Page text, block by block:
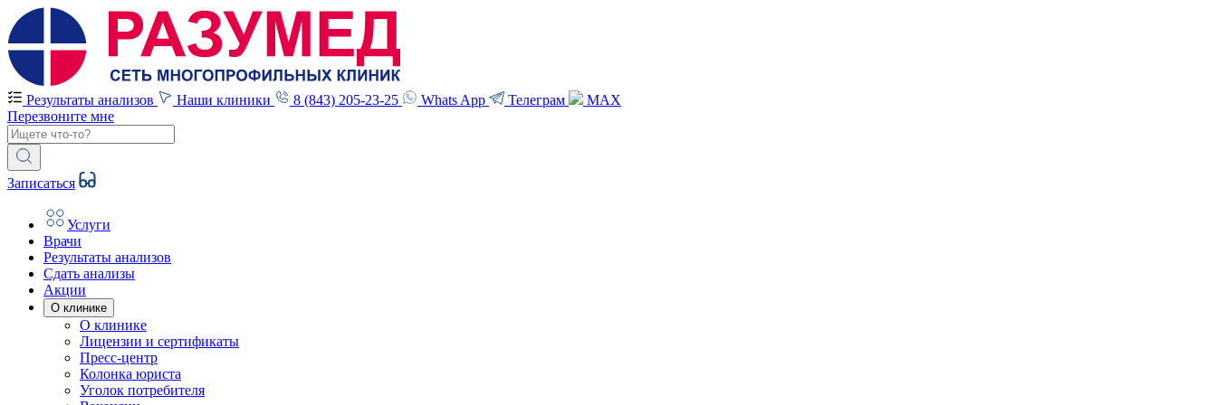
Результаты анализов Наши клиники 8 (843) 205-23-25 Whats App Телеграм
MAX
Перезвоните мне
Записаться
Услуги
Врачи
Результаты анализов
Сдать анализы
Акции
О клинике
О клинике
Лицензии и сертификаты
Пресс-центр
Колонка юриста
Уголок потребителя